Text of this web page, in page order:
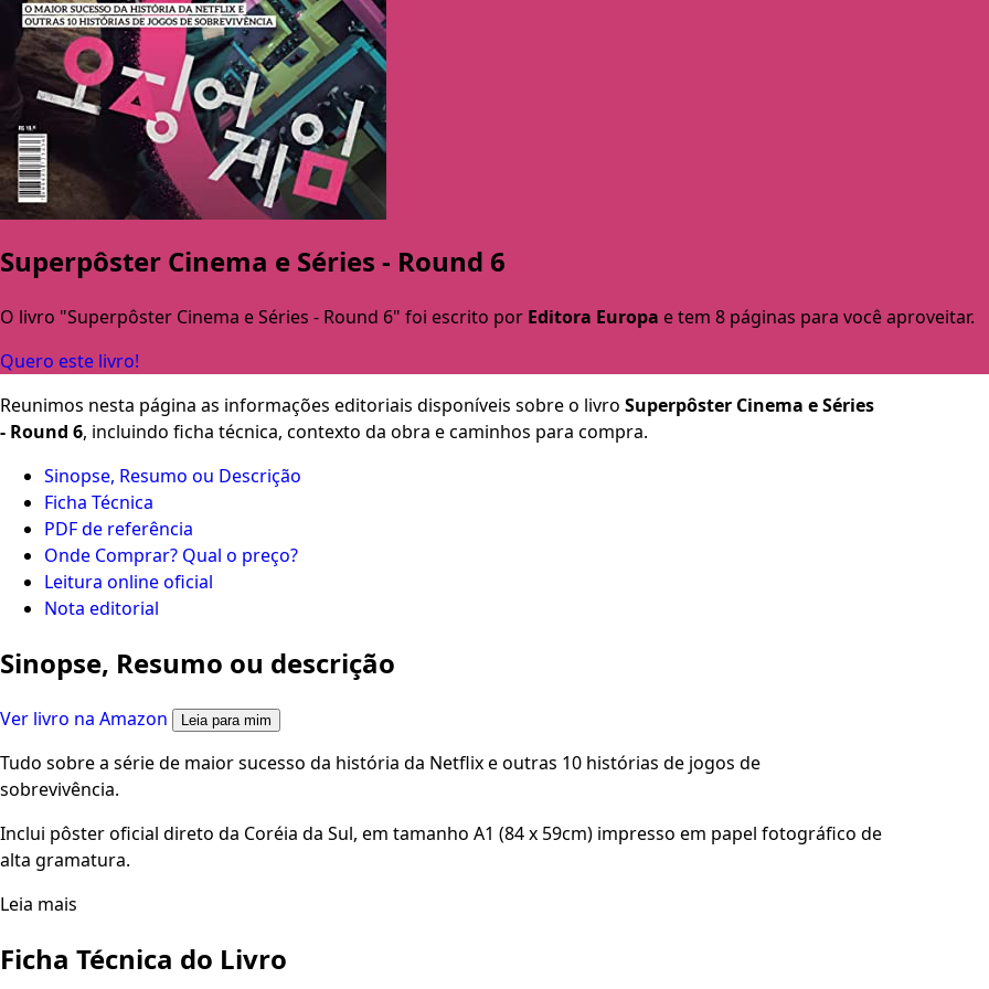
Superpôster Cinema e Séries - Round 6
O livro "Superpôster Cinema e Séries - Round 6" foi escrito por Editora Europa e tem 8 páginas para você aproveitar.
Quero este livro!
Reunimos nesta página as informações editoriais disponíveis sobre o livro Superpôster Cinema e Séries
- Round 6, incluindo ficha técnica, contexto da obra e caminhos para compra.
Sinopse, Resumo ou Descrição
Ficha Técnica
PDF de referência
Onde Comprar? Qual o preço?
Leitura online oficial
Nota editorial
Sinopse, Resumo ou descrição
Ver livro na Amazon Leia para mim
Tudo sobre a série de maior sucesso da história da Netflix e outras 10 histórias de jogos de
sobrevivência.
Inclui pôster oficial direto da Coréia da Sul, em tamanho A1 (84 x 59cm) impresso em papel fotográfico de
alta gramatura.
Leia mais
Ficha Técnica do Livro